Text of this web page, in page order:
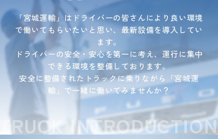
「宮城運輸」はドライバーの皆さんにより良い環境
で働いてもらいたいと思い、最新設備を導入してい
ます。
ドライバーの安全・安心を第一に考え、運行に集中
できる環境を整備しております。
安全に整備されたトラックに乗りながら「宮城運
輸」で一緒に働いてみませんか？